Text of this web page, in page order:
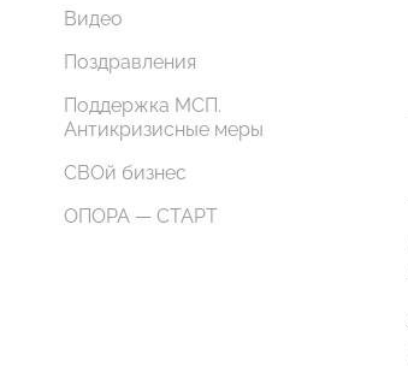
Видео
Поздравления
Поддержка МСП.
Антикризисные меры
СВОй бизнес
ОПОРА — СТАРТ